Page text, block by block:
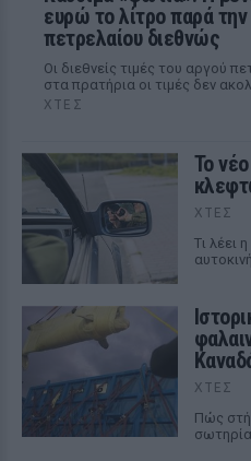
ευρώ το λίτρο παρά
πετρελαίου διεθνώς
Οι διεθνείς τιμές του αργού
στα πρατήρια οι τιμές δεν
ΧΤΕΣ
Το
ΧΤΕΣ
Tι λέει
ΧΤΕΣ
Πώς